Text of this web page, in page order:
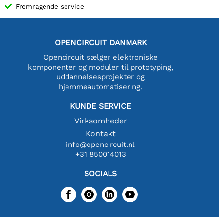
Fremragende service
OPENCIRCUIT DANMARK
Opencircuit sælger elektroniske
komponenter og moduler til prototyping,
uddannelsesprojekter og
hjemmeautomatisering.
KUNDE SERVICE
Virksomheder
Kontakt
info@opencircuit.nl
+31 850014013
SOCIALS